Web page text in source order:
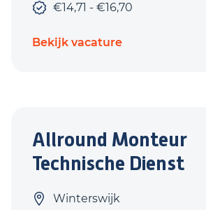
€14,71 - €16,70
Bekijk vacature
Allround Monteur
Technische Dienst
Winterswijk